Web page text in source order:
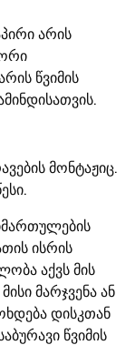
არის
წვიმის
მონტაჟიც.
ისრის
აქვს მის
მარჯვენა ან
დისკთან
წვიმის